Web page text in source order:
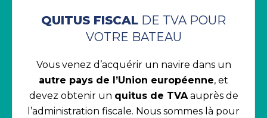
QUITUS FISCAL DE TVA POUR
VOTRE BATEAU
Vous venez d’acquérir un navire dans un
autre pays de l’Union européenne, et
devez obtenir un quitus de TVAauprès de
l’administration fiscale. Nous sommes là pour